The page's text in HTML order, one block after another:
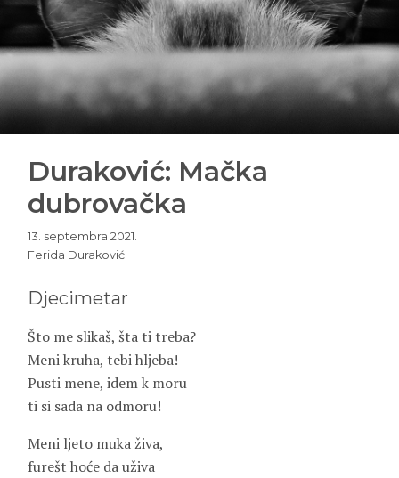
Duraković: Mačka
dubrovačka
13. septembra 2021.
Ferida Duraković
Djecimetar
Što me slikaš, šta ti treba?
Meni kruha, tebi hljeba!
Pusti mene, idem k moru
ti si sada na odmoru!
Meni ljeto muka živa,
furešt hoće da uživa